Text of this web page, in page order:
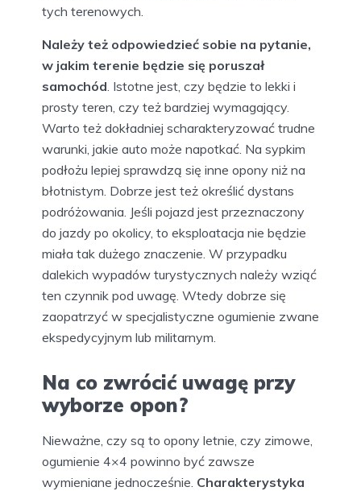
tych terenowych.
Należy też odpowiedzieć sobie na pytanie,
w jakim terenie będzie się poruszał
samochód. Istotne jest, czy będzie to lekki i
prosty teren, czy też bardziej wymagający.
Warto też dokładniej scharakteryzować trudne
warunki, jakie auto może napotkać. Na sypkim
podłożu lepiej sprawdzą się inne opony niż na
błotnistym. Dobrze jest też określić dystans
podróżowania. Jeśli pojazd jest przeznaczony
do jazdy po okolicy, to eksploatacja nie będzie
miała tak dużego znaczenie. W przypadku
dalekich wypadów turystycznych należy wziąć
ten czynnik pod uwagę. Wtedy dobrze się
zaopatrzyć w specjalistyczne ogumienie zwane
ekspedycyjnym lub militarnym.
Na co zwrócić uwagę przy
wyborze opon?
Nieważne, czy są to opony letnie, czy zimowe,
ogumienie 4×4 powinno być zawsze
wymieniane jednocześnie. Charakterystyka